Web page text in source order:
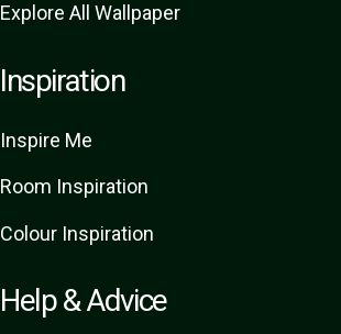
Explore All Wallpaper
Inspiration
Inspire Me
Room Inspiration
Colour Inspiration
Help & Advice